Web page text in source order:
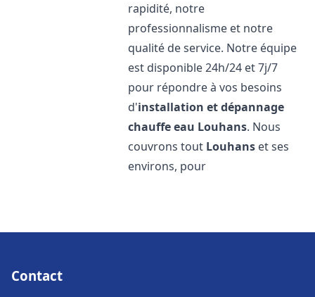
rapidité, notre
professionnalisme et notre
qualité de service. Notre équipe
est disponible 24h/24 et 7j/7
pour répondre à vos besoins
d'installation et dépannage
chauffe eau Louhans. Nous
couvrons tout Louhans et ses
environs, pour
Contact